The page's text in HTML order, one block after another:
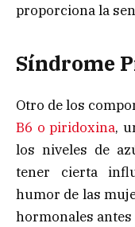
proporciona la
Síndrome
Otro de los
B6 o piridoxina,
los niveles de
tener cierta
humor de las
hormonales